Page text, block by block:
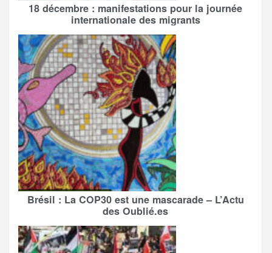
18 décembre : manifestations pour la journée
internationale des migrants
Brésil : La COP30 est une mascarade – L’Actu
des Oublié.es